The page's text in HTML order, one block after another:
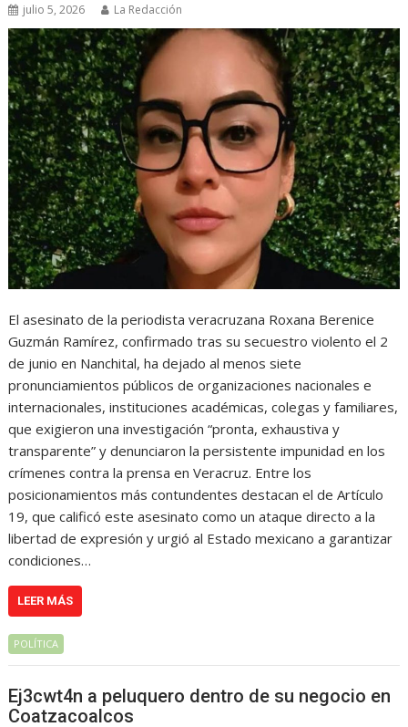
julio 5, 2026 La Redacción
El asesinato de la periodista veracruzana Roxana Berenice
Guzmán Ramírez, confirmado tras su secuestro violento el 2
de junio en Nanchital, ha dejado al menos siete
pronunciamientos públicos de organizaciones nacionales e
internacionales, instituciones académicas, colegas y familiares,
que exigieron una investigación “pronta, exhaustiva y
transparente” y denunciaron la persistente impunidad en los
crímenes contra la prensa en Veracruz. Entre los
posicionamientos más contundentes destacan el de Artículo
19, que calificó este asesinato como un ataque directo a la
libertad de expresión y urgió al Estado mexicano a garantizar
condiciones…
LEER MÁS
POLÍTICA
Ej3cwt4n a peluquero dentro de su negocio en
Coatzacoalcos